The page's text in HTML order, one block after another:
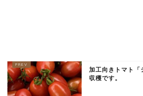
加工向きトマト「
収穫です。